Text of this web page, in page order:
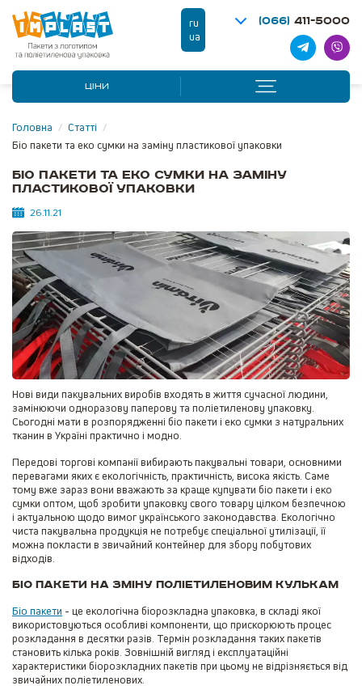
ru
ua
(066) 411-5000
ЦІНИ
Головна / Статті /
Біо пакети та еко сумки на заміну пластикової упаковки
Біо пакети та еко сумки на заміну
пластикової упаковки
26.11.21
Нові види пакувальних виробів входять в життя сучасної людини,
замінюючи одноразову паперову та поліетиленову упаковку.
Сьогодні мати в розпорядженні біо пакети і еко сумки з натуральних
тканин в Україні практично і модно.
Передові торгові компанії вибирають пакувальні товари, основними
перевагами яких є екологічність, практичність, висока якість. Саме
тому вже зараз вони вважають за краще купувати біо пакети і еко
сумки оптом, щоб зробити упаковку свого товару цілком безпечною
і актуальною щодо вимог українського законодавства. Екологічно
чиста пакувальна продукція не потребує спеціальної утилізації, її
можна покласти в звичайний контейнер для збору побутових
відходів.
Біо пакети на зміну поліетиленовим кулькам
Біо пакети - це екологічна біорозкладна упаковка, в складі якої
використовуються особливі компоненти, що прискорюють процес
розкладання в десятки разів. Термін розкладання таких пакетів
становить кілька років. Зовнішній вигляд і експлуатаційні
характеристики біорозкладних пакетів при цьому не відрізняється від
звичайних поліетиленових.